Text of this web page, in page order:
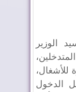
الوزير
للأشغال،
الدخول